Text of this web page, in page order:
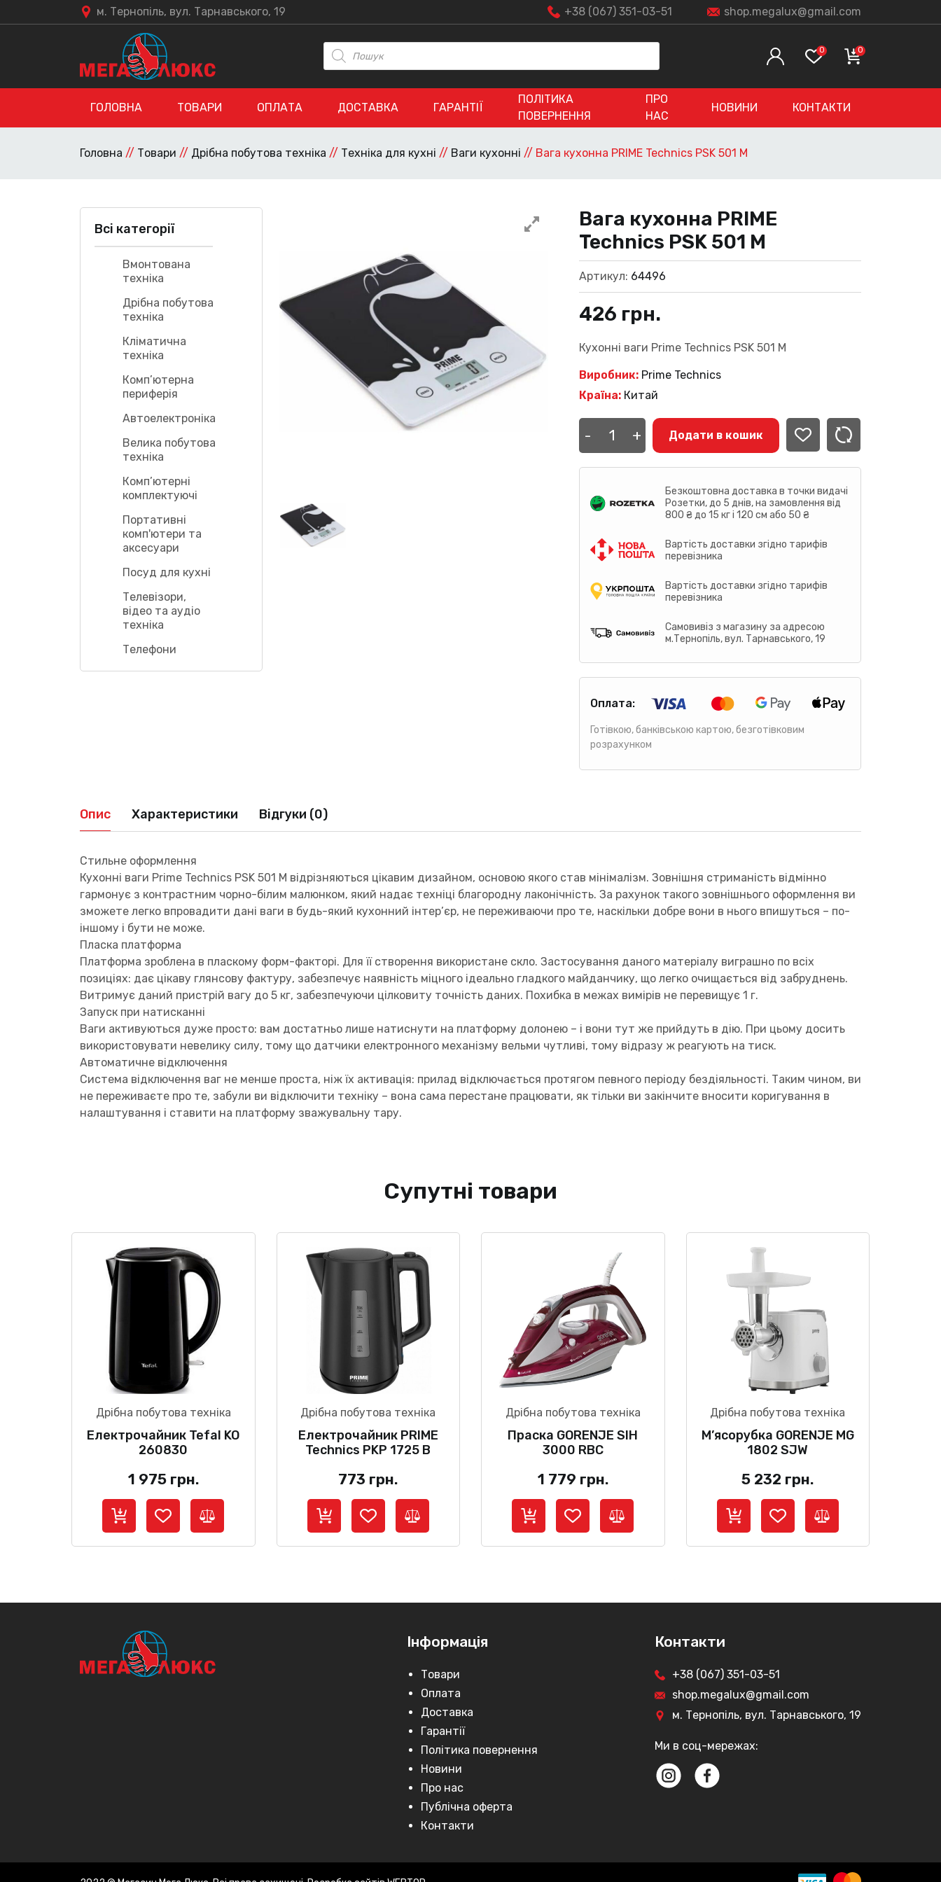
м. Тернопіль, вул. Тарнавського, 19 +38 (067) 351-03-51 shop.megalux@gmail.com
Пошук
товарів
0 0
ГОЛОВНА ТОВАРИ ОПЛАТА ДОСТАВКА ГАРАНТІЇ
ПОЛІТИКА
ПОВЕРНЕННЯ
ПРО
НАС
НОВИНИ КОНТАКТИ
Головна // Товари // Дрібна побутова техніка // Техніка для кухні // Ваги кухонні // Вага кухонна PRIME Technics PSK 501 M
Всі категорії
Вмонтована
техніка
Дрібна побутова
техніка
Кліматична
техніка
Комп’ютерна
периферія
Автоелектроніка
Велика побутова
техніка
Комп’ютерні
комплектуючі
Портативні
комп'ютери та
аксесуари
Посуд для кухні
Телевізори,
відео та аудіо
техніка
Телефони
Вага кухонна PRIME
Technics PSK 501 M
Артикул: 64496
426 грн.
Кухонні ваги Prime Technics PSK 501 M
Виробник:Prime Technics
Країна:Китай
-
Вага
кухонна
PRIME
Technics
PSK
кількість
+ Додати в кошик
Безкоштовна доставка в точки видачі
Розетки, до 5 днів, на замовлення від
800 ₴ до 15 кг і 120 см або 50 ₴
Вартість доставки згідно тарифів
перевізника
Вартість доставки згідно тарифів
перевізника
Самовивіз з магазину за адресою
м.Тернопіль, вул. Тарнавського, 19
Оплата:
Готівкою, банківською картою, безготівковим
розрахунком
Опис Характеристики Відгуки (0)
Стильне оформлення
Кухонні ваги Prime Technics PSK 501 M відрізняються цікавим дизайном, основою якого став мінімалізм. Зовнішня стриманість відмінно
гармонує з контрастним чорно-білим малюнком, який надає техніці благородну лаконічність. За рахунок такого зовнішнього оформлення ви
зможете легко впровадити дані ваги в будь-який кухонний інтер’єр, не переживаючи про те, наскільки добре вони в нього впишуться – по-
іншому і бути не може.
Пласка платформа
Платформа зроблена в пласкому форм-факторі. Для її створення використане скло. Застосування даного матеріалу виграшно по всіх
позиціях: дає цікаву глянсову фактуру, забезпечує наявність міцного ідеально гладкого майданчику, що легко очищається від забруднень.
Витримує даний пристрій вагу до 5 кг, забезпечуючи цілковиту точність даних. Похибка в межах вимірів не перевищує 1 г.
Запуск при натисканні
Ваги активуються дуже просто: вам достатньо лише натиснути на платформу долонею – і вони тут же прийдуть в дію. При цьому досить
використовувати невелику силу, тому що датчики електронного механізму вельми чутливі, тому відразу ж реагують на тиск.
Автоматичне відключення
Система відключення ваг не менше проста, ніж їх активація: прилад відключається протягом певного періоду бездіяльності. Таким чином, ви
не переживаєте про те, забули ви відключити техніку – вона сама перестане працювати, як тільки ви закінчите вносити коригування в
налаштування і ставити на платформу зважувальну тару.
Супутні товари
Дрібна побутова техніка
Електрочайник Tefal KO
260830
1 975 грн.
Дрібна побутова техніка
Електрочайник PRIME
Technics PKP 1725 B
773 грн.
Дрібна побутова техніка
Праска GORENJE SIH
3000 RBC
1 779 грн.
Дрібна побутова техніка
М’ясорубка GORENJE MG
1802 SJW
5 232 грн.
Інформація
Товари
Оплата
Доставка
Гарантії
Політика повернення
Новини
Про нас
Публічна оферта
Контакти
Контакти
+38 (067) 351-03-51
shop.megalux@gmail.com
м. Тернопіль, вул. Тарнавського, 19
Ми в соц-мережах: